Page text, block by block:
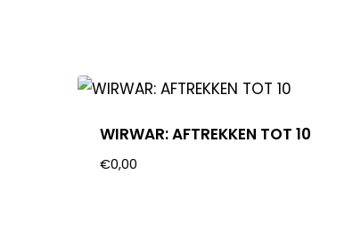
WIRWAR: AFTREKKEN TOT 10
€0,00